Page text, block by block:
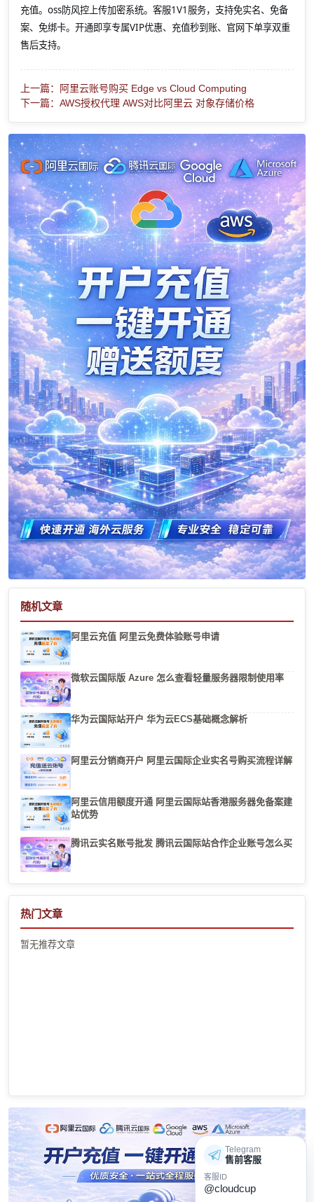
充值。oss防风控上传加密系统。客服1V1服务，支持免实名、免备
案、免绑卡。开通即享专属VIP优惠、充值秒到账、官网下单享双重
售后支持。
上一篇：阿里云账号购买 Edge vs Cloud Computing
下一篇：AWS授权代理 AWS对比阿里云 对象存储价格
随机文章
阿里云充值 阿里云免费体验账号申请
微软云国际版 Azure 怎么查看轻量服务器限制使用率
华为云国际站开户 华为云ECS基础概念解析
阿里云分销商开户 阿里云国际企业实名号购买流程详解
阿里云信用额度开通 阿里云国际站香港服务器免备案建
站优势
腾讯云实名账号批发 腾讯云国际站合作企业账号怎么买
热门文章
暂无推荐文章
Telegram
售前客服
客服ID
@cloudcup